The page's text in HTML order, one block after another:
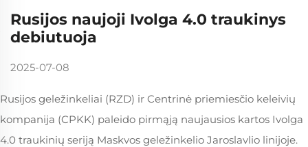
Rusijos naujoji Ivolga 4.0 traukinys
debiutuoja
2025-07-08
Rusijos geležinkeliai (RZD) ir Centrinė priemiesčio keleivių
kompanija (CPKK) paleido pirmąją naujausios kartos Ivolga
4.0 traukinių seriją Maskvos geležinkelio Jaroslavlio linijoje.